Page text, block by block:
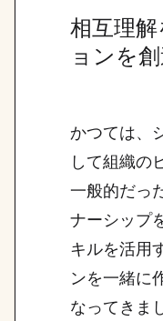
相互理
ョンを
かつては、
して組織の
一般的だっ
ナーシップ
キルを活用
ンを一緒に
なってきま